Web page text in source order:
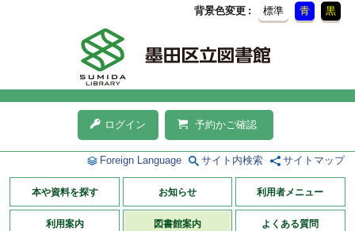
背景色変更 標準 青 黒
ログイン 予約かご確認
Foreign Language サイト内検索 サイトマップ
本や資料を探す お知らせ 利用者メニュー
利用案内 図書館案内 よくある質問